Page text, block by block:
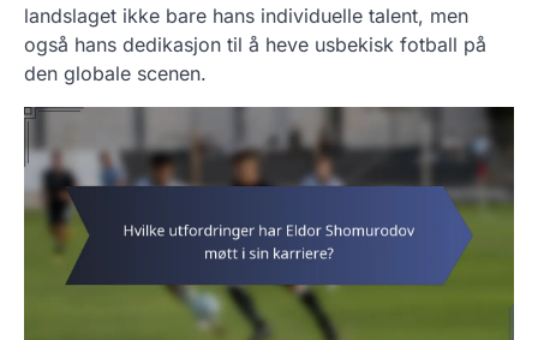
landslaget ikke bare hans individuelle talent, men
også hans dedikasjon til å heve usbekisk fotball på
den globale scenen.